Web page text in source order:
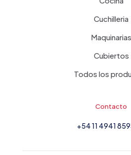
Cuchilleria
Maquinarias
Cubiertos
Todos los
Contacto
+54 11 4941